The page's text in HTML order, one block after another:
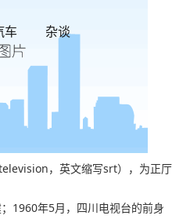
车 杂谈
，英文缩写srt），为正厅
1960年5月，四川电视台的前身